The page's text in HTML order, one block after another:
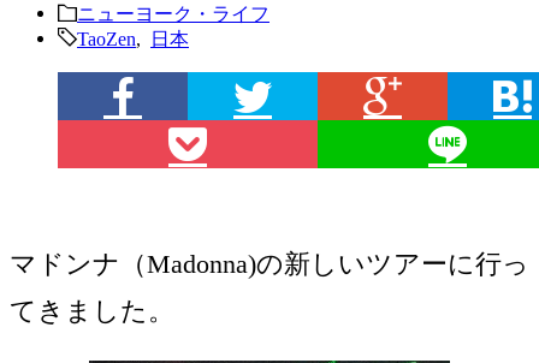
ニューヨーク・ライフ
TaoZen
日本
マドンナ（Madonna)の新しいツアーに行っ
てきました。